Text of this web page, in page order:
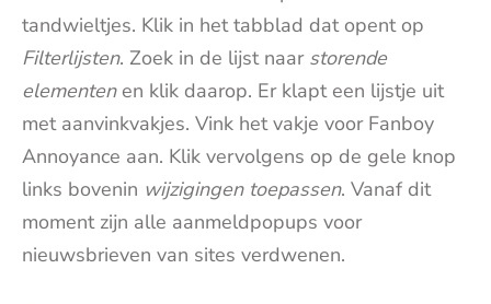
tandwieltjes. Klik in het tabblad dat opent op
Filterlijsten. Zoek in de lijst naar storende
elementenen klik daarop. Er klapt een lijstje uit
met aanvinkvakjes. Vink het vakje voor Fanboy
Annoyance aan. Klik vervolgens op de gele knop
links bovenin wijzigingen toepassen. Vanaf dit
moment zijn alle aanmeldpopups voor
nieuwsbrieven van sites verdwenen.